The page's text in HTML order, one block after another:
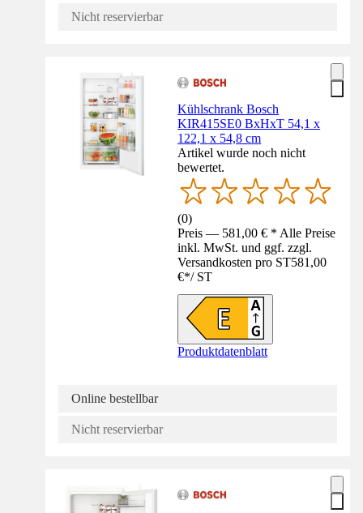
Nicht reservierbar
Kühlschrank Bosch
KIR415SE0 BxHxT 54,1 x
122,1 x 54,8 cm
Artikel wurde noch nicht
bewertet.
(0)
Preis — 581,00 € * Alle Preise
inkl. MwSt. und ggf. zzgl.
Versandkosten pro ST581,00
€*/ ST
Produktdatenblatt
Online bestellbar
Nicht reservierbar